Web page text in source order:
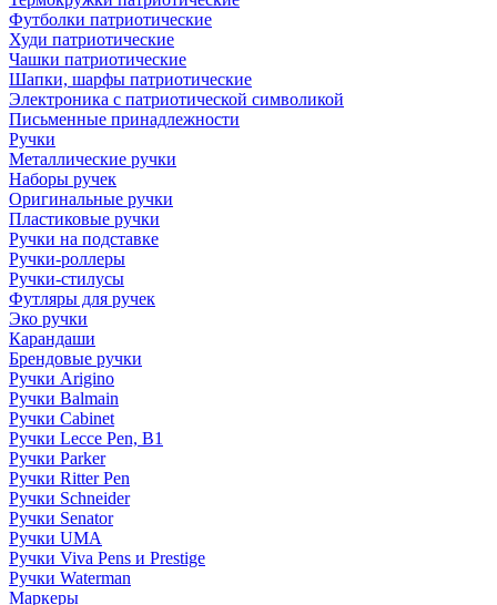
Футболки патриотические
Худи патриотические
Чашки патриотические
Шапки, шарфы патриотические
Электроника с патриотической символикой
Письменные принадлежности
Ручки
Металлические ручки
Наборы ручек
Оригинальные ручки
Пластиковые ручки
Ручки на подставке
Ручки-роллеры
Ручки-стилусы
Футляры для ручек
Эко ручки
Карандаши
Брендовые ручки
Ручки Arigino
Ручки Balmain
Ручки Cabinet
Ручки Lecce Pen, B1
Ручки Parker
Ручки Ritter Pen
Ручки Schneider
Ручки Senator
Ручки UMA
Ручки Viva Pens и Prestige
Ручки Waterman
Маркеры